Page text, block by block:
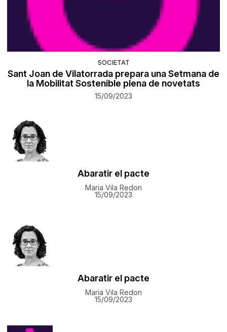
SOCIETAT
Sant Joan de Vilatorrada prepara una Setmana de
la Mobilitat Sostenible plena de novetats
15/09/2023
Abaratir el pacte
Maria Vila Redon
15/09/2023
Abaratir el pacte
Maria Vila Redon
15/09/2023